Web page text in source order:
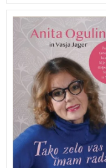
Ganljiva, iskriva,
navdihujoča
(avto)biografija, ki
nastavlja ogledalo
družbi, v kateri
živimo, in nas
spomni, kaj pomeni
biti Človek. Človek, ki
ljubi vse do zadnjega
diha.
Anita Ogulin –